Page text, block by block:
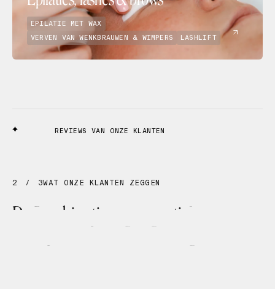
EPILATIE MET WAX
VERVEN VAN WENKBRAUWEN & WIMPERS
LASHLIFT
REVIEWS VAN ONZE KLANTEN
3 / 3WAT ONZE KLANTEN ZEGGEN
zachtheid
maakt mijhet